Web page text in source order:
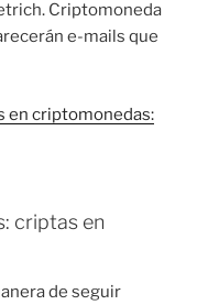
Criptomoneda
e-mails que
en criptomonedas:
criptas en
de seguir